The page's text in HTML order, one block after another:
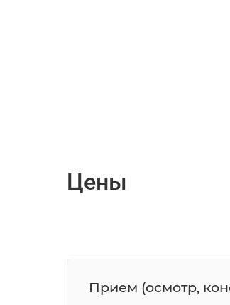
Цены
Прием (осмотр,